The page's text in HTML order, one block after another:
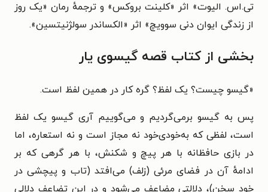
تی.اس. الیوت» اثر «کلینت بروکس» و ترجمهٔ رمان «یک روز
از زندگی ایوان دنی سوویچ» اثر «الکساندر سولژنیتسین».
بخشی از کتاب قصه گیسوی یار
«گیسو چیست؟ یک لفظ؟ گره کار در همین لفظ است.
پس به گیسو برمی‌گردیم و می‌گوییم آری گیسو یک لفظ
است، لفظی که به‌خودی‌خود نه مجاز است و نه استعاره، اما
در بازی حافظانه با هر پیچ و شکنش، با هر گرهی که بر
ادامهٔ آن در فضای مرئی (زلف) می‌افتد (تاب و پیچشی در
خود سخن)، دلالتی مضاعف می‌شود و در این تضاعفِ دلالی